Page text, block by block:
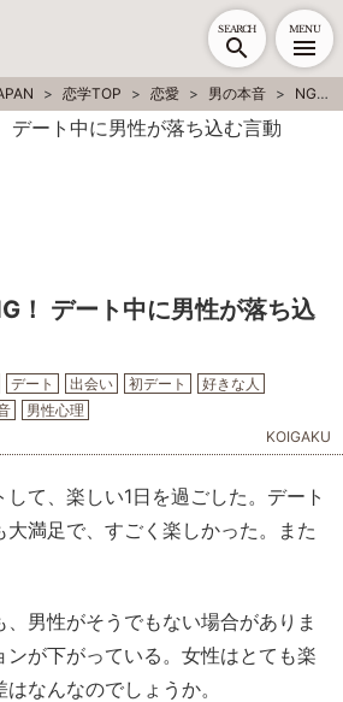
SEARCH MENU
恋学TOP 恋愛 男の本音 NG（ドン引き）
！ デート中に男性が落ち込
デート 出会い 初デート
好きな人
男性心理
KOIGAKU
て、楽しい1日を過ごした。デート
大満足で、すごく楽しかった。また
男性がそうでもない場合がありま
が下がっている。女性はとても楽
なんなのでしょうか。